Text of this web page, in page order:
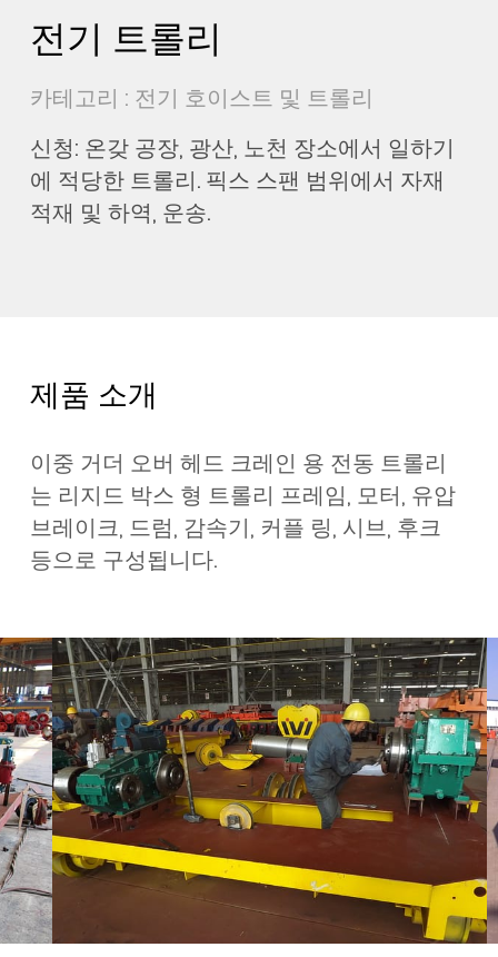
전기 트롤리
카테고리 : 전기 호이스트 및 트롤리
신청: 온갖 공장, 광산, 노천 장소에서 일하기
에 적당한 트롤리. 픽스 스팬 범위에서 자재
적재 및 하역, 운송.
제품 소개
이중 거더 오버 헤드 크레인 용 전동 트롤리
는 리지드 박스 형 트롤리 프레임, 모터, 유압
브레이크, 드럼, 감속기, 커플 링, 시브, 후크
등으로 구성됩니다.